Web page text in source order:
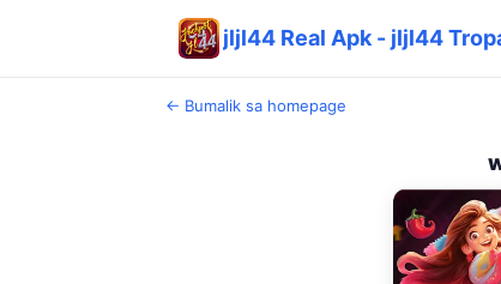
jljl44 Real Apk - jljl44
← Bumalik sa homepage